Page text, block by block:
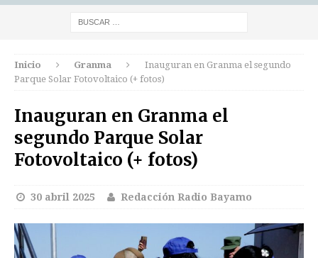
Inicio Granma
Inauguran en Granma el segundo
Parque Solar Fotovoltaico (+ fotos)
Inauguran en Granma el
segundo Parque Solar
Fotovoltaico (+ fotos)
30 abril 2025 Redacción Radio Bayamo